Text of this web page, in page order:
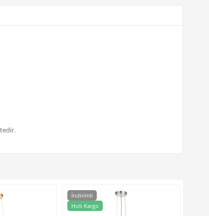
İndirimli
Hızlı Kargo